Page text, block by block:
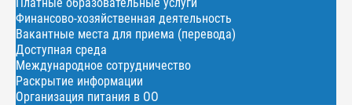
Финансово-хозяйственная деятельность
Вакантные места для приема (перевода)
Доступная среда
Международное сотрудничество
Раскрытие информации
Организация питания в ОО